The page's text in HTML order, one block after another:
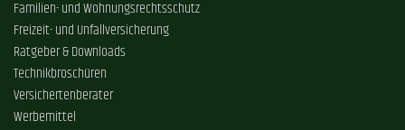
Familien- und Wohnungsrechtsschutz
Freizeit- und Unfallversicherung
Ratgeber & Downloads
Technikbroschüren
Versichertenberater
Werbemittel